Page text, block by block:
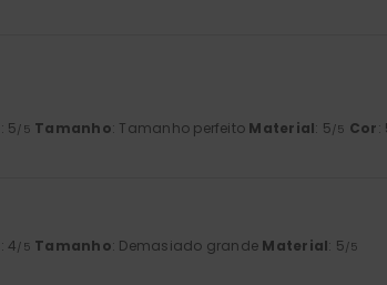
: 5/5 Tamanho: Tamanho perfeito Material: 5/5 Cor:
: 4/5 Tamanho: Demasiado grande Material: 5/5